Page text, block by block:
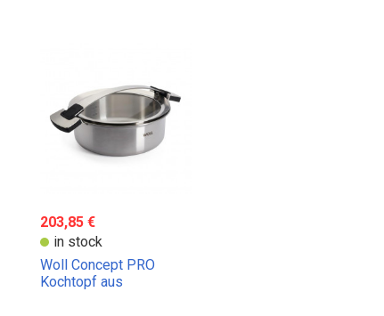
203,85 €
in stock
Woll Concept PRO
Kochtopf aus